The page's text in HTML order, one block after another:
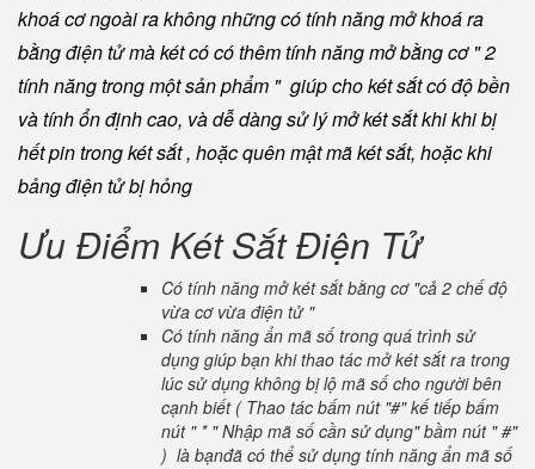
khoá cơ ngoài ra không những có tính năng mở khoá ra
bằng điện tử mà két có có thêm tính năng mở bằng cơ " 2
tính năng trong một sản phẩm " giúp cho két sắt có độ bền
và tính ổn định cao, và dễ dàng sử lý mở két sắt khi khi bị
hết pin trong két sắt , hoặc quên mật mã két sắt, hoặc khi
bảng điện tử bị hỏng
Ưu Điểm Két Sắt Điện Tử
Có tính năng mở két sắt bằng cơ "cả 2 chế độ
vừa cơ vừa điện tử "
Có tính năng ẩn mã số trong quá trình sử
dụng giúp bạn khi thao tác mở két sắt ra trong
lúc sử dụng không bị lộ mã số cho người bên
cạnh biết ( Thao tác bấm nút "#" kế tiếp bấm
nút " * " Nhập mã số cần sử dụng" bầm nút " #"
) là bạnđã có thể sử dụng tính năng ẩn mã số